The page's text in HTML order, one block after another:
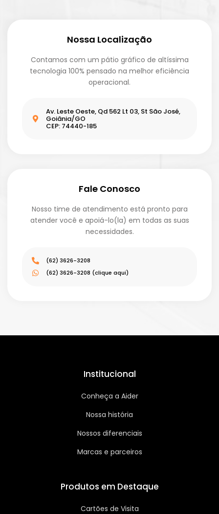
Nossa Localização
Contamos com um pátio gráfico de altíssima
tecnologia 100% pensado na melhor eficiência
operacional.
Av. Leste Oeste, Qd 562 Lt 03, St São José,
Goiânia/GO
CEP: 74440-185
Fale Conosco
Nosso time de atendimento está pronto para
atender você e apoiá-lo(la) em todas as suas
necessidades.
(62) 3626-3208
(62) 3626-3208 (clique aqui)
Institucional
Conheça a Aider
Nossa história
Nossos diferenciais
Marcas e parceiros
Produtos em Destaque
Cartões de Visita